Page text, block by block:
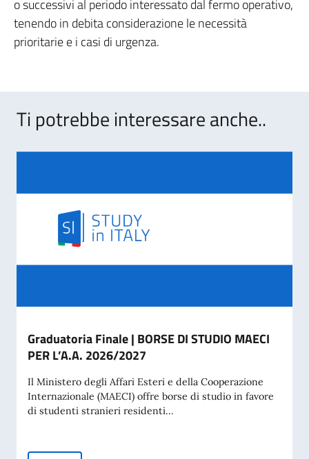
o successivi al periodo interessato dal fermo operativo,
tenendo in debita considerazione le necessità
prioritarie e i casi di urgenza.
Ti potrebbe interessare anche..
Graduatoria Finale | BORSE DI STUDIO MAECI
PER L’A.A. 2026/2027
Il Ministero degli Affari Esteri e della Cooperazione
Internazionale (MAECI) offre borse di studio in favore
di studenti stranieri residenti...